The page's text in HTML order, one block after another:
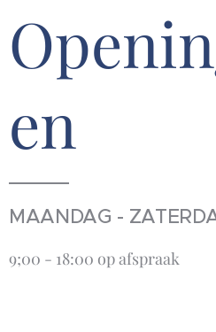
en
MAANDAG -
9;00 - 18:00 op afspraak